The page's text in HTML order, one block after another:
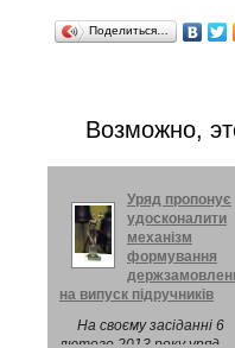
Поделиться…
Возможно,
Уряд пропонує
удосконалити
механізм
формування
на випуск підручників
На своєму засіданні 6
лютого 2013 року уряд